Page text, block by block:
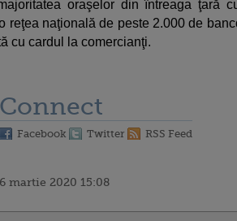
oraşelor din întreaga ţară
reţea naţională de peste 2.000 de
cu cardul la comercianţi.
Connect
Facebook Twitter RSS Feed
martie 2020 15:08